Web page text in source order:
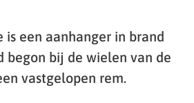
is een aanhanger in brand
begon bij de wielen van de
vastgelopen rem.